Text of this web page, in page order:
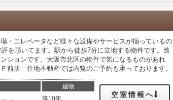
・エレベータなど様々な設備やサービスが揃っているの
を頂いてます。駅から徒歩7分に立地する物件です。造
ションです。大阪市北区の物件で気になるものがあれ
前店 住地不動産では内覧のご予約も承っております。
建物
築10年
空室情報へ